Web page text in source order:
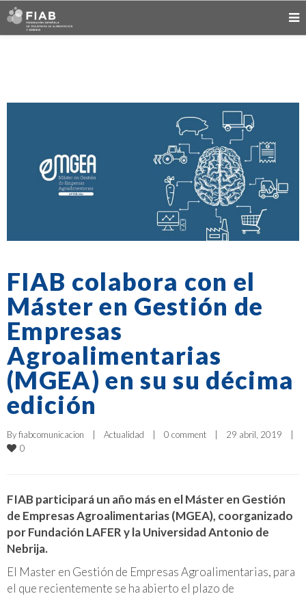
FIAB colabora con el
Máster en Gestión de
Empresas
Agroalimentarias
(MGEA) en su su décima
edición
By fiabcomunicacion Actualidad 0 comment 29 abril, 2019
0
FIAB participará un año más en el Máster en Gestión
de Empresas Agroalimentarias (MGEA), coorganizado
por Fundación LAFER y la Universidad Antonio de
Nebrija.
El Master en Gestión de Empresas Agroalimentarias, para
el que recientemente se ha abierto el plazo de